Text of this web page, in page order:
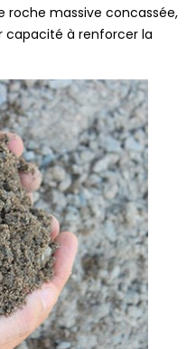
roche massive concassée,
capacité à renforcer la